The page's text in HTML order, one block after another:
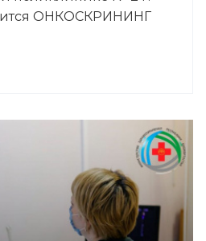
ОНКОСКРИНИНГ